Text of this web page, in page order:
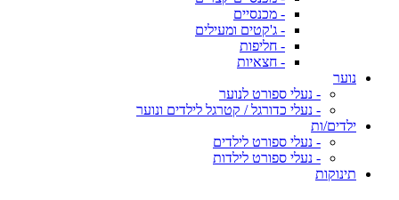
- מכנסיים
- ג'קטים ומעילים
- חליפות
- חצאיות
נוער
- נעלי ספורט לנוער
- נעלי כדורגל / קטרגל לילדים ונוער
ילדים/ות
- נעלי ספורט לילדים
- נעלי ספורט לילדות
תינוקות